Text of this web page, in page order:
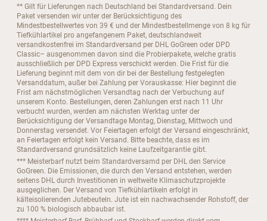
** Gilt für Lieferungen nach Deutschland bei Standardversand. Dein
Paket versenden wir unter der Berücksichtigung des
Mindestbestellwertes von 39 € und der Mindestbestellmenge von 8 kg für
Tiefkühlartikel pro angefangenem Paket, deutschlandweit
versandkostenfrei im Standardversand per DHL GoGreen oder DPD
Classic– ausgenommen davon sind die Probierpakete, welche gratis
ausschließlich per DPD Express verschickt werden. Die Frist für die
Lieferung beginnt mit dem von dir bei der Bestellung festgelegten
Versanddatum, außer bei Zahlung per Vorauskasse: Hier beginnt die
Frist am nächstmöglichen Versandtag nach der Verbuchung auf
unserem Konto. Bestellungen, deren Zahlungen erst nach 11 Uhr
verbucht wurden, werden am nächsten Werktag unter der
Berücksichtigung der Versandtage Montag, Dienstag, Mittwoch und
Donnerstag versendet. Vor Feiertagen erfolgt der Versand eingeschränkt,
an Feiertagen erfolgt kein Versand. Bitte beachte, dass es im
Standardversand grundsätzlich keine Laufzeitgarantie gibt.
*** Meisterbarf nutzt beim Standardversamd per DHL den Service
GoGreen. Die Emissionen, die durch den Versand entstehen, werden
seitens DHL durch Investitionen in weltweite Klimaschutzprojekte
ausgeglichen. Der Versand von Tiefkühlartikeln erfolgt in
kälteisolierenden Jutebeuteln. Jute ist ein nachwachsender Rohstoff, der
zu 100 % biologisch abbaubar ist.